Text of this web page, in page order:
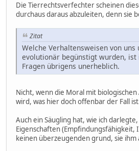
Die Tierrechtsverfechter scheinen
durchaus daraus abzuleiten, denn sie
Zitat
Welche Verhaltensweisen von uns
evolutionär begünstigt wurden,
Fragen übrigens unerheblich.
Nicht, wenn die Moral mit
wird, was hier doch offenbar der Fall
Auch ein Säugling hat, wie ich
Eigenschaften (Empfindungsfähigkeit,
keinen überzeugenden grund, sie ihm